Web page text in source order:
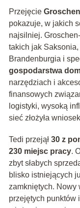
Przejęcie
pokazuje, w jakich
najsilniej.
takich jak
Brandenburgia i
gospodarstwa
narzędziach i
finansowych
logistyki, wysoką
sieć złożyła
Tedi przejął 30 z
230 miejsc pracy.
zbyt słabych
blisko istniejących
zamkniętych. Nowy
przejętych punktów